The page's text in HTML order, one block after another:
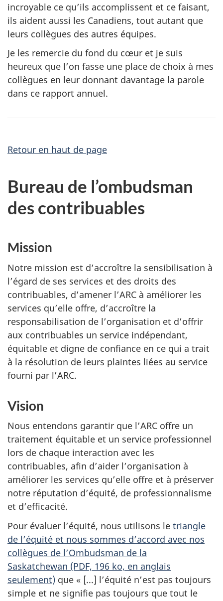
incroyable ce qu’ils accomplissent et ce faisant,
ils aident aussi les Canadiens, tout autant que
leurs collègues des autres équipes.
Je les remercie du fond du cœur et je suis
heureux que l’on fasse une place de choix à mes
collègues en leur donnant davantage la parole
dans ce rapport annuel.
Retour en haut de page
Bureau de l’ombudsman
des contribuables
Mission
Notre mission est d’accroître la sensibilisation à
l’égard de ses services et des droits des
contribuables, d’amener l’ARC à améliorer les
services qu’elle offre, d’accroître la
responsabilisation de l’organisation et d’offrir
aux contribuables un service indépendant,
équitable et digne de confiance en ce qui a trait
à la résolution de leurs plaintes liées au service
fourni par l’ARC.
Vision
Nous entendons garantir que l’ARC offre un
traitement équitable et un service professionnel
lors de chaque interaction avec les
contribuables, afin d’aider l’organisation à
améliorer les services qu’elle offre et à préserver
notre réputation d’équité, de professionnalisme
et d’efficacité.
Pour évaluer l’équité, nous utilisons le triangle
de l’équité et nous sommes d’accord avec nos
collègues de l’Ombudsman de la
Saskatchewan (PDF, 196 ko, en anglais
seulement) que « [...] l’équité n’est pas toujours
simple et ne signifie pas toujours que tout le